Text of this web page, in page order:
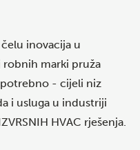
inovacija u
robnih marki pruža
- cijeli niz
i usluga u industriji
HVAC rješenja.